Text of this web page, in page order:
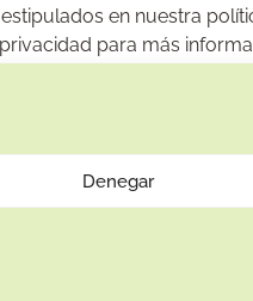
Denegar
en nuestra
para más
Aviso Legal
Términos y